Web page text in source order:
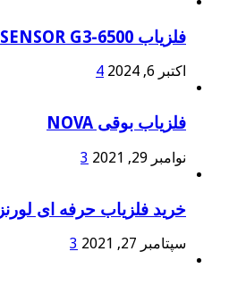
فلزیاب SUPER SENSOR G3-6500
اکتبر 6, 2024 4
فلزیاب بوقی NOVA
نوامبر 29, 2021 3
خرید فلزیاب حرفه ای لورنز
سپتامبر 27, 2021 3